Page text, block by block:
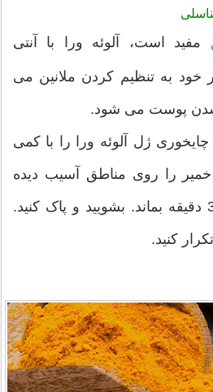
مفید است، آلوئه ورا با آنتی
خود به تنظیم کردن ملانین می
پوست می شود.
1 قاشق چایخوری ژل آلوئه ورا را با کمی
را روی مناطق آسیب دیده
(تیره) بمالید. بگذارید 30 دقیقه بماند. بشویید و پاک کنید.